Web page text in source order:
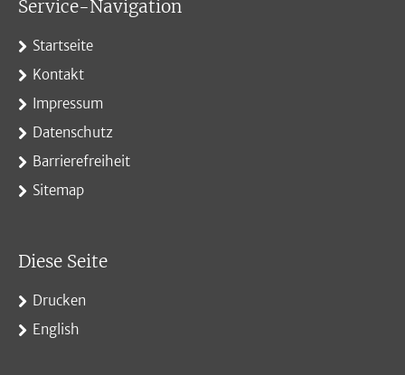
Service-Navigation
Startseite
Kontakt
Impressum
Datenschutz
Barrierefreiheit
Sitemap
Diese Seite
Drucken
English